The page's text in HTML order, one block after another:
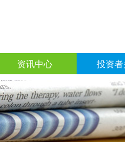
资讯中心 投资